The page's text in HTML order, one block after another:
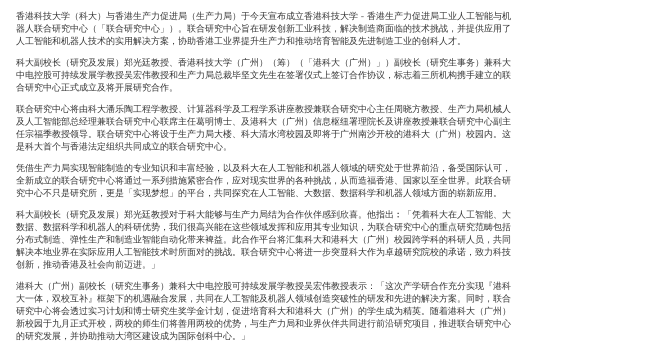
香港科技大学（科大）与香港生产力促进局（生产力局）于今天宣布成立香港科技大学 - 香港生产力促进局工业人工智能与机
器人联合研究中心（「联合研究中心」）。联合研究中心旨在研发创新工业科技，解决制造商面临的技术挑战，并提供应用了
人工智能和机器人技术的实用解决方案，协助香港工业界提升生产力和推动培育智能及先进制造工业的创科人才。
科大副校长（研究及发展）郑光廷教授、香港科技大学（广州）（筹）（「港科大（广州）」）副校长（研究生事务）兼科大
中电控股可持续发展学教授吴宏伟教授和生产力局总裁毕坚文先生在签署仪式上签订合作协议，标志着三所机构携手建立的联
合研究中心正式成立及将开展研究合作。
联合研究中心将由科大潘乐陶工程学教授、计算器科学及工程学系讲座教授兼联合研究中心主任周晓方教授、生产力局机械人
及人工智能部总经理兼联合研究中心联席主任葛明博士、及港科大（广州）信息枢纽署理院长及讲座教授兼联合研究中心副主
任宗福季教授领导。联合研究中心将设于生产力局大楼、科大清水湾校园及即将于广州南沙开校的港科大（广州）校园内。这
是科大首个与香港法定组织共同成立的联合研究中心。
凭借生产力局实现智能制造的专业知识和丰富经验，以及科大在人工智能和机器人领域的研究处于世界前沿，备受国际认可，
全新成立的联合研究中心将通过一系列措施紧密合作，应对现实世界的各种挑战，从而造福香港、国家以至全世界。此联合研
究中心不只是研究所，更是「实现梦想」的平台，共同探究在人工智能、大数据、数据科学和机器人领域方面的崭新应用。
科大副校长（研究及发展）郑光廷教授对于科大能够与生产力局结为合作伙伴感到欣喜。他指出︰「凭着科大在人工智能、大
数据、数据科学和机器人的科研优势，我们很高兴能在这些领域发挥和应用其专业知识，为联合研究中心的重点研究范畴包括
分布式制造、弹性生产和制造业智能自动化带来裨益。此合作平台将汇集科大和港科大（广州）校园跨学科的科研人员，共同
解决本地业界在实际应用人工智能技术时所面对的挑战。联合研究中心将进一步突显科大作为卓越研究院校的承诺，致力科技
创新，推动香港及社会向前迈进。」
港科大（广州）副校长（研究生事务）兼科大中电控股可持续发展学教授吴宏伟教授表示：「这次产学研合作充分实现『港科
大一体，双校互补』框架下的机遇融合发展，共同在人工智能及机器人领域创造突破性的研发和先进的解决方案。同时，联合
研究中心将会透过实习计划和博士研究生奖学金计划，促进培育科大和港科大（广州）的学生成为精英。随着港科大（广州）
新校园于九月正式开校，两校的师生们将善用两校的优势，与生产力局和业界伙伴共同进行前沿研究项目，推进联合研究中心
的研究发展，并协助推动大湾区建设成为国际创科中心。」